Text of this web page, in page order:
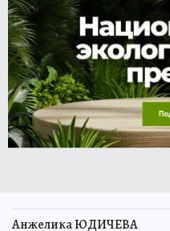
Анжелика ЮДИЧЕВА